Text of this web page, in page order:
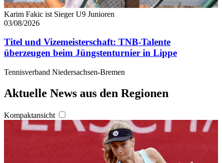
Karim Fakic ist Sieger U9 Junioren
03/08/2026
Titel und Vizemeisterschaft: TNB-Talente
überzeugen beim Jüngstenturnier in Lippe
Tennisverband Niedersachsen-Bremen
Aktuelle News aus den Regionen
Kompaktansicht